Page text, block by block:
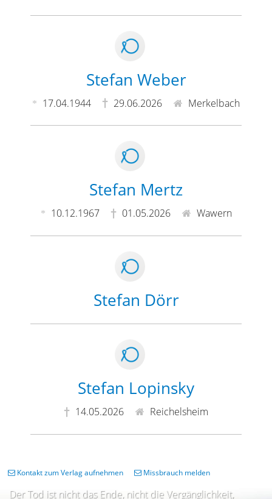
Stefan Weber
17.04.1944 29.06.2026 Merkelbach
Stefan Mertz
10.12.1967 01.05.2026 Wawern
Stefan Dörr
Stefan Lopinsky
14.05.2026 Reichelsheim
Der Tod ist nicht das Ende, nicht die Vergänglichkeit,
Kontakt zum Verlag aufnehmen Missbrauch melden